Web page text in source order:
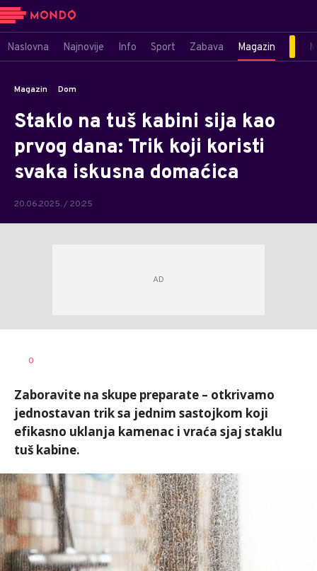
Naslovna Najnovije Info Sport Zabava Magazin
Magazin Dom
Staklo na tuš kabini sija kao
prvog dana: Trik koji koristi
svaka iskusna domaćica
20.06.2025. / 20:25
AUTOR
0
Zaboravite na skupe preparate – otkrivamo
jednostavan trik sa jednim sastojkom koji
efikasno uklanja kamenac i vraća sjaj staklu
tuš kabine.